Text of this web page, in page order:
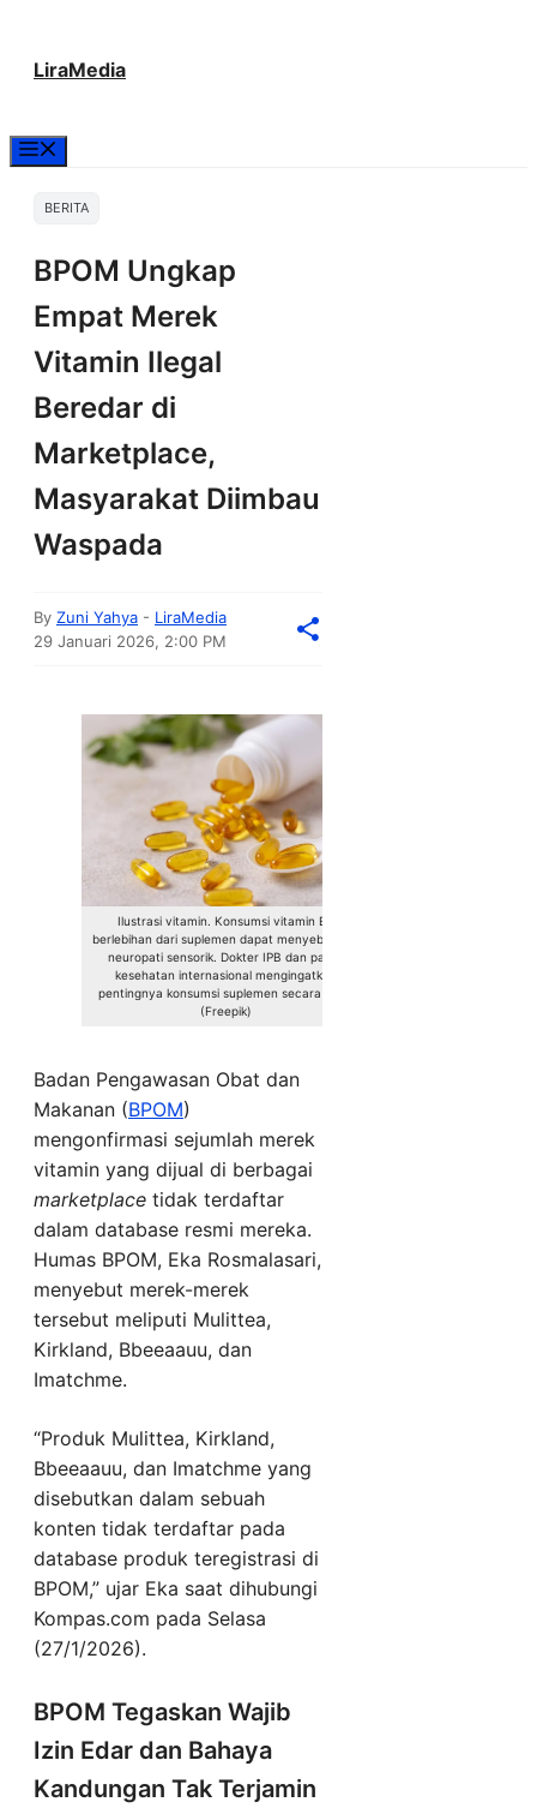
LiraMedia
BERITA
BPOM Ungkap
Empat Merek
Vitamin Ilegal
Beredar di
Marketplace,
Masyarakat Diimbau
Waspada
By Zuni Yahya - LiraMedia
29 Januari 2026, 2:00 PM
Ilustrasi vitamin. Konsumsi vitamin B6
berlebihan dari suplemen dapat menyebabkan
neuropati sensorik. Dokter IPB dan pakar
kesehatan internasional mengingatkan
pentingnya konsumsi suplemen secara bijak.
(Freepik)
Badan Pengawasan Obat dan
Makanan (BPOM)
mengonfirmasi sejumlah merek
vitamin yang dijual di berbagai
marketplace tidak terdaftar
dalam database resmi mereka.
Humas BPOM, Eka Rosmalasari,
menyebut merek-merek
tersebut meliputi Mulittea,
Kirkland, Bbeeaauu, dan
Imatchme.
“Produk Mulittea, Kirkland,
Bbeeaauu, dan Imatchme yang
disebutkan dalam sebuah
konten tidak terdaftar pada
database produk teregistrasi di
BPOM,” ujar Eka saat dihubungi
Kompas.com pada Selasa
(27/1/2026).
BPOM Tegaskan Wajib
Izin Edar dan Bahaya
Kandungan Tak Terjamin